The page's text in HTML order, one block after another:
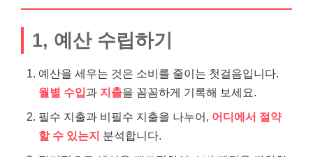
1, 예산 수립하기
예산을 세우는 것은 소비를 줄이는 첫걸음입니다.
월별 수입과 지출을 꼼꼼하게 기록해 보세요.
필수 지출과 비필수 지출을 나누어, 어디에서 절약
할 수 있는지 분석합니다.